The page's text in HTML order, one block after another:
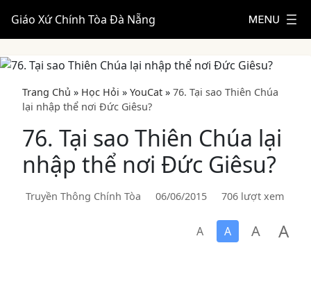
Giáo Xứ Chính Tòa Đà Nẵng
Trang Chủ » Học Hỏi » YouCat » 76. Tại sao Thiên Chúa
lại nhập thể nơi Đức Giêsu?
76. Tại sao Thiên Chúa lại
nhập thể nơi Đức Giêsu?
Truyền Thông Chính Tòa 06/06/2015 706 lượt xem
A A A A